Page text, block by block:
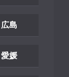
広島
愛媛